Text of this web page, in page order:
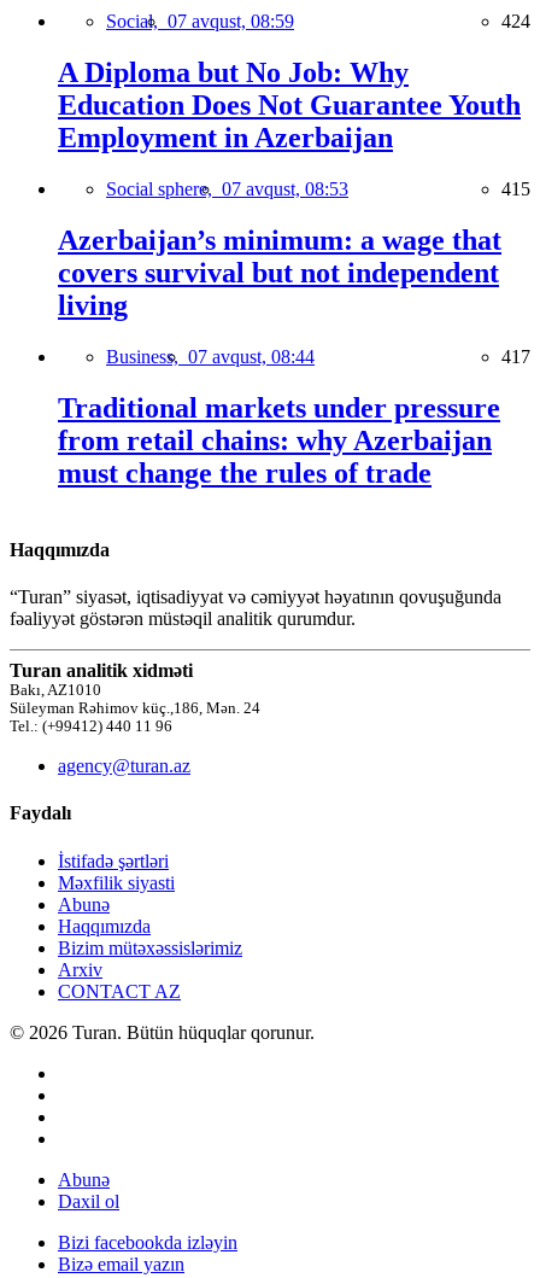
Social, 07 avqust, 08:59 424
A Diploma but No Job: Why
Education Does Not Guarantee Youth
Employment in Azerbaijan
Social sphere, 07 avqust, 08:53 415
Azerbaijan’s minimum: a wage that
covers survival but not independent
living
Business, 07 avqust, 08:44 417
Traditional markets under pressure
from retail chains: why Azerbaijan
must change the rules of trade
Haqqımızda
“Turan” siyasət, iqtisadiyyat və cəmiyyət həyatının qovuşuğunda
fəaliyyət göstərən müstəqil analitik qurumdur.
Turan analitik xidməti
Bakı, AZ1010
Süleyman Rəhimov küç.,186, Mən. 24
Tel.: (+99412) 440 11 96
agency@turan.az
Faydalı
İstifadə şərtləri
Məxfilik siyasti
Abunə
Haqqımızda
Bizim mütəxəssislərimiz
Arxiv
CONTACT AZ
© 2026 Turan. Bütün hüquqlar qorunur.
Abunə
Daxil ol
Bizi facebookda izləyin
Bizə email yazın